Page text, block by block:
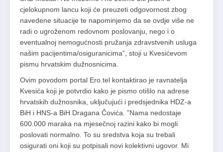
cjelokupnom lancu koji će preuzeti odgovornost zbog
navedene situacije te napominjemo da se ovdje više ne
radi o ugroženom redovnom poslovanju, nego i o
eventualnoj nemogućnosti pružanja zdravstvenih usluga
našim pacijentima/osiguranicima”, stoji u Kvesićevom
pismu hrvatskim dužnosnicima.
Ovim povodom portal Ero.tel kontaktirao je ravnatelja
Kvesića koji je potvrdio kako je pismo otišlo na adrese
hrvatskih dužnosnika, uključujući i predsjednika HDZ-a
BiH i HNS-a BiH Dragana Čovića. ”Nama nedostaje
600.000 maraka na mjesečnoj razini kako bi mogli
poslovati normalno. To su sredstva koja su trebali
osigurati oni koji su potpisali novi kolektivni ugovor. Mi